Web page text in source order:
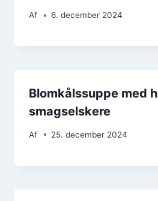
Af 6. december 2024
Blomkålssuppe med
smagselskere
Af 25. december 2024